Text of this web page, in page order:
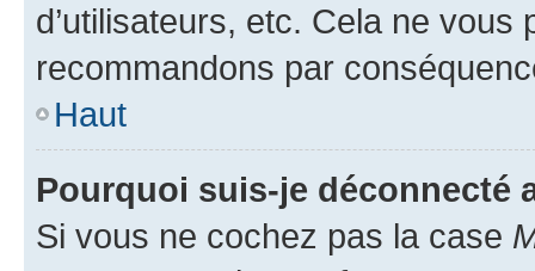
d’utilisateurs, etc. Cela ne vous
recommandons par
Haut
Pourquoi suis-je déconnecté
Si vous ne cochez pas la case